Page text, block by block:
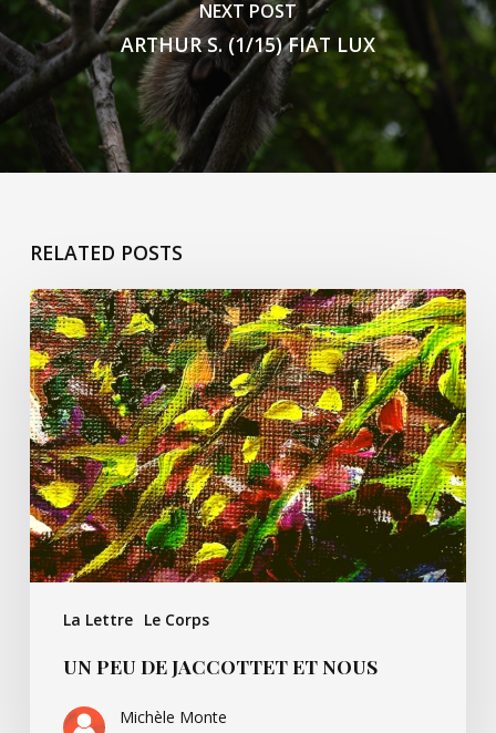
NEXT POST
ARTHUR S. (1/15) FIAT LUX
RELATED POSTS
La Lettre Le Corps
Un
peu
de
Jaccottet
et
nous
UN PEU DE JACCOTTET ET NOUS
Michèle Monte